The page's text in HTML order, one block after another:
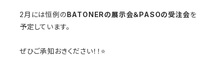
2月には恒例のBATONERの展示会＆PASOの受注会を
予定しています。
ぜひご承知おきください！！⭐️